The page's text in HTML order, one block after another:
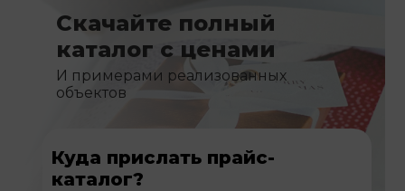
Скачайте полный
каталог с ценами
И примерами реализованных
объектов
Куда прислать прайс-
каталог?